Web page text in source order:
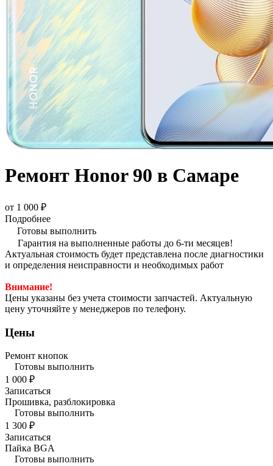
Ремонт Honor 90 в Самаре
от 1 000 ₽
Подробнее
Готовы выполнить
Гарантия на выполненные работы до 6-ти месяцев!
Актуальная стоимость будет представлена после диагностики
и определения неисправности и необходимых работ
Внимание!
Цены указаны без учета стоимости запчастей. Актуальную
цену уточняйте у менеджеров по телефону.
Цены
Ремонт кнопок
Готовы выполнить
1 000 ₽
Записаться
Прошивка, разблокировка
Готовы выполнить
1 300 ₽
Записаться
Пайка BGA
Готовы выполнить